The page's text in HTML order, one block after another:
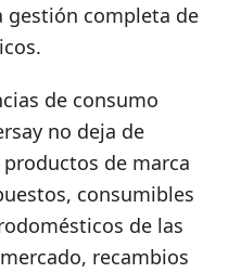
gestión completa de
de consumo
no deja de
de marca
consumibles
de las
recambios